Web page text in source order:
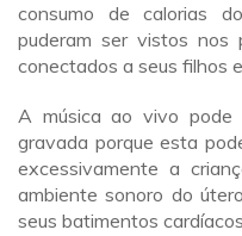
consumo de calorias
puderam ser vistos nos
conectados a seus filhos
A música ao vivo pode
gravada porque esta
excessivamente a
ambiente sonoro do
seus batimentos